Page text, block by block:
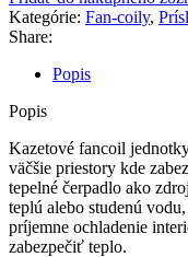
Kategórie: Fan-coily,
Share:
Popis
Popis
Kazetové fancoil
väčšie priestory kde
tepelné čerpadlo ako
teplú alebo studenú
príjemne ochladenie
zabezpečiť teplo.